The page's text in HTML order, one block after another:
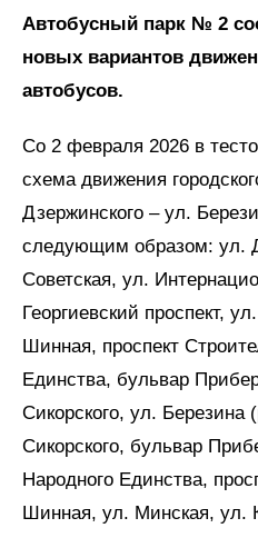
Автобусный парк № 2
новых вариантов
автобусов.
Со 2 февраля 2026 в
схема движения
Дзержинского – ул.
следующим образом: ул.
Советская, ул.
Георгиевский проспект,
Шинная, проспект
Единства, бульвар
Сикорского, ул. Березина
Сикорского, бульвар
Народного Единства,
Шинная, ул. Минская, ул.